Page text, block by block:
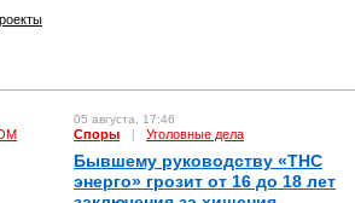
05 августа, 17:46
Споры | Уголовные дела
Бывшему руководству «ТНС
энерго» грозит от 16 до 18 лет